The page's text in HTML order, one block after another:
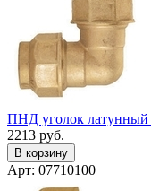
ПНД уголок латунный
2213 руб.
В корзину
Арт: 07710100